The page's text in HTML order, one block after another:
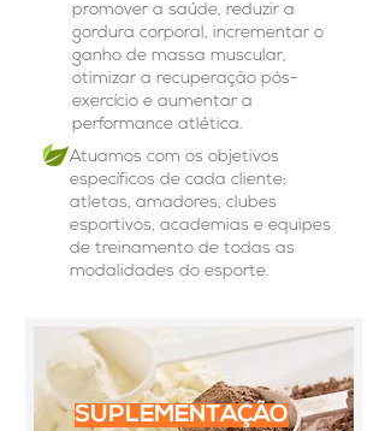
promover a saúde, reduzir a
gordura corporal, incrementar o
ganho de massa muscular,
otimizar a recuperação pós-
exercício e aumentar a
performance atlética.
Atuamos com os objetivos
específicos de cada cliente:
atletas, amadores, clubes
esportivos, academias e equipes
de treinamento de todas as
modalidades do esporte.
SUPLEMENTAÇÃO